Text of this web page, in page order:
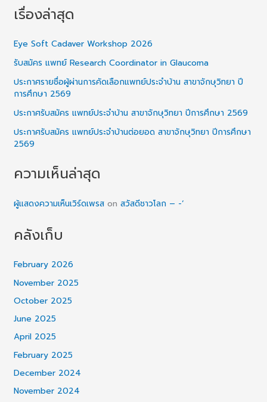
เรื่องล่าสุด
Eye Soft Cadaver Workshop 2026
รับสมัคร แพทย์ Research Coordinator in Glaucoma
ประกาศรายชื่อผู้ผ่านการคัดเลือกแพทย์ประจำบ้าน สาขาจักษุวิทยา ปี
การศึกษา 2569
ประกาศรับสมัคร แพทย์ประจำบ้าน สาขาจักษุวิทยา ปีการศึกษา 2569
ประกาศรับสมัคร แพทย์ประจำบ้านต่อยอด สาขาจักษุวิทยา ปีการศึกษา
2569
ความเห็นล่าสุด
ผู้แสดงความเห็นเวิร์ดเพรส onสวัสดีชาวโลก – -‘
คลังเก็บ
February 2026
November 2025
October 2025
June 2025
April 2025
February 2025
December 2024
November 2024